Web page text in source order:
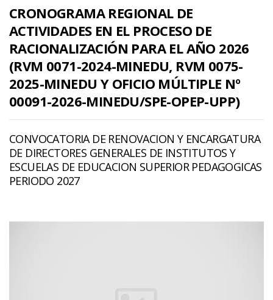
CRONOGRAMA REGIONAL DE
ACTIVIDADES EN EL PROCESO DE
RACIONALIZACIÓN PARA EL AÑO 2026
(RVM 0071-2024-MINEDU, RVM 0075-
2025-MINEDU Y OFICIO MÚLTIPLE Nº
00091-2026-MINEDU/SPE-OPEP-UPP)
CONVOCATORIA DE RENOVACION Y ENCARGATURA
DE DIRECTORES GENERALES DE INSTITUTOS Y
ESCUELAS DE EDUCACION SUPERIOR PEDAGOGICAS
PERIODO 2027